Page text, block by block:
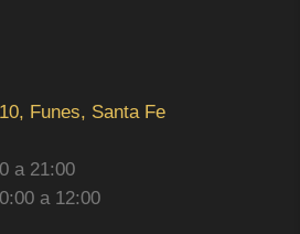
Funes, Santa Fe
a 21:00
a 12:00